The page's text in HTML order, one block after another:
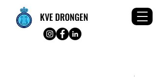
KVE DRONGEN